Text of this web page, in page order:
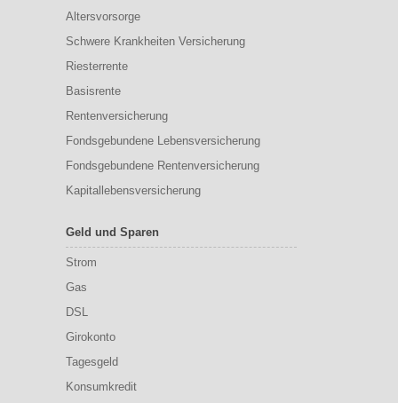
Altersvorsorge
Schwere Krankheiten Versicherung
Riesterrente
Basisrente
Rentenversicherung
Fondsgebundene Lebensversicherung
Fondsgebundene Rentenversicherung
Kapitallebensversicherung
Geld und Sparen
Strom
Gas
DSL
Girokonto
Tagesgeld
Konsumkredit